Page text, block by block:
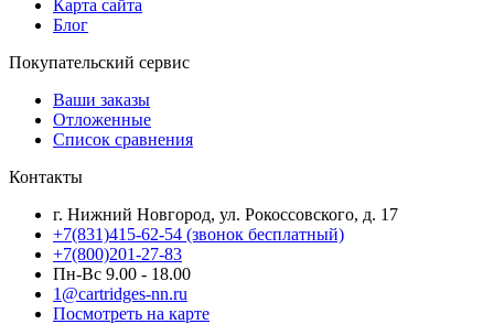
Карта сайта
Блог
Покупательский сервис
Ваши заказы
Отложенные
Список сравнения
Контакты
г. Нижний Новгород, ул. Рокоссовского, д. 17
+7(831)415-62-54 (звонок бесплатный)
+7(800)201-27-83
Пн-Вс 9.00 - 18.00
1@cartridges-nn.ru
Посмотреть на карте